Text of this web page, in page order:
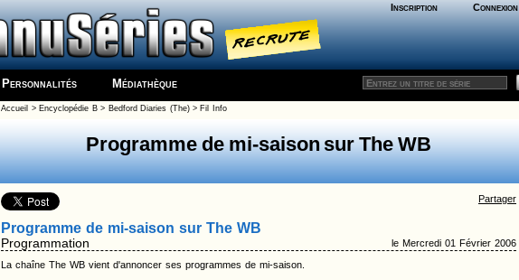
Inscription Connexion
Personnalités Médiathèque
Accueil > Encyclopédie B> Bedford Diaries (The)> Fil Info
Programme de mi-saison sur The WB
Partager
Programme de mi-saison sur The WB
le Mercredi 01 Février 2006
Programmation
La chaîne The WB vient d'annoncer ses programmes de mi-saison.